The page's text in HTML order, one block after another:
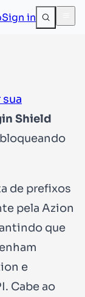
Sign in
Shield
de prefixos
pela Azion
que
e
Cabe ao